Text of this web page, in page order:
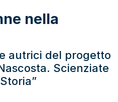
nella
autrici del progetto
Scienziate